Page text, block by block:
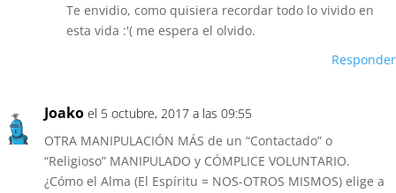
Te envidio, como quisiera recordar todo lo vivido en
esta vida :'( me espera el olvido.
Responder
Joako el 5 octubre, 2017 a las 09:55
OTRA MANIPULACIÓN MÁS de un “Contactado” o
“Religioso” MANIPULADO y CÓMPLICE VOLUNTARIO.
¿Cómo el Alma (El Espíritu = NOS-OTROS MISMOS) elige a